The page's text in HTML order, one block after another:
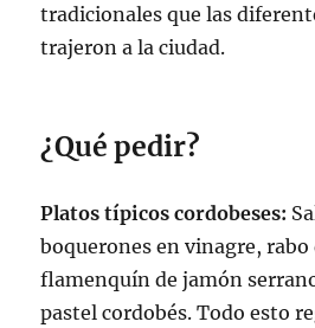
tradicionales que las
trajeron a la ciudad.
¿Qué pedir?
Platos típicos cordobeses:
boquerones en vinagre, rabo
flamenquín de jamón
pastel cordobés. Todo esto